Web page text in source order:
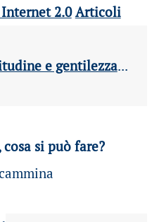
2.0 Articoli
e gentilezza...
si può fare?